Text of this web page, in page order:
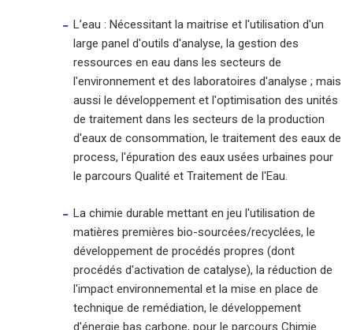
L’eau : Nécessitant la maitrise et l'utilisation d'un
large panel d'outils d'analyse, la gestion des
ressources en eau dans les secteurs de
l'environnement et des laboratoires d'analyse ; mais
aussi le développement et l'optimisation des unités
de traitement dans les secteurs de la production
d'eaux de consommation, le traitement des eaux de
process, l'épuration des eaux usées urbaines pour
le parcours Qualité et Traitement de l'Eau.
La chimie durable mettant en jeu l'utilisation de
matières premières bio-sourcées/recyclées, le
développement de procédés propres (dont
procédés d'activation de catalyse), la réduction de
l'impact environnemental et la mise en place de
technique de remédiation, le développement
d'énergie bas carbone, pour le parcours Chimie